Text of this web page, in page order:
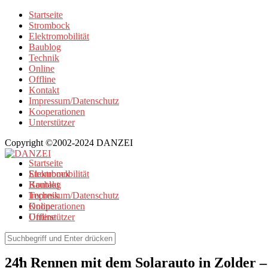
Startseite
Strombock
Elektromobilität
Baublog
Technik
Online
Offline
Kontakt
Impressum/Datenschutz
Kooperationen
Unterstützer
Copyright ©2002-2024 DANZEI
Startseite
Strombock
Kontakt
Impressum/Datenschutz
Kooperationen
Unterstützer
Elektromobilität
Baublog
Technik
Online
Offline
Elektromobilität
24h Rennen mit dem Solarauto in Zolder